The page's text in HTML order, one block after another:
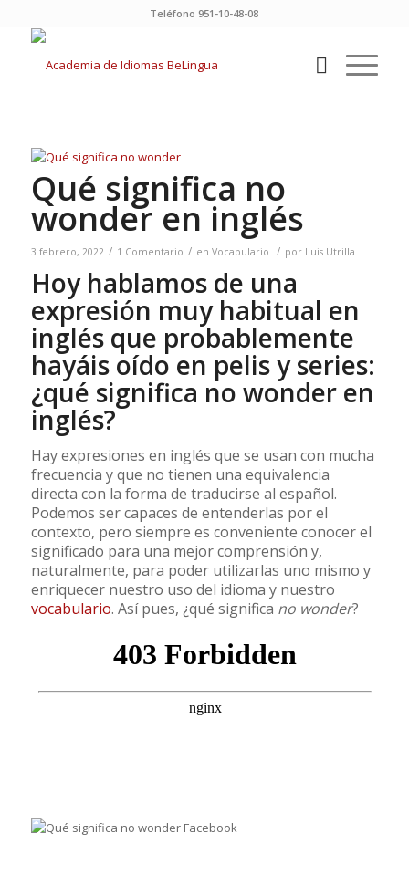
Teléfono 951-10-48-08
Qué significa no
wonder en inglés
3 febrero, 2022 / 1 Comentario / en Vocabulario / por Luis Utrilla
Hoy hablamos de una
expresión muy habitual en
inglés que probablemente
hayáis oído en pelis y series:
¿qué significa no wonder en
inglés?
Hay expresiones en inglés que se usan con mucha
frecuencia y que no tienen una equivalencia
directa con la forma de traducirse al español.
Podemos ser capaces de entenderlas por el
contexto, pero siempre es conveniente conocer el
significado para una mejor comprensión y,
naturalmente, para poder utilizarlas uno mismo y
enriquecer nuestro uso del idioma y nuestro
vocabulario. Así pues, ¿qué significa no wonder?